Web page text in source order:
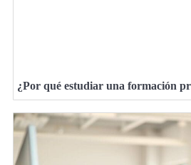
¿Por qué estudiar una formación